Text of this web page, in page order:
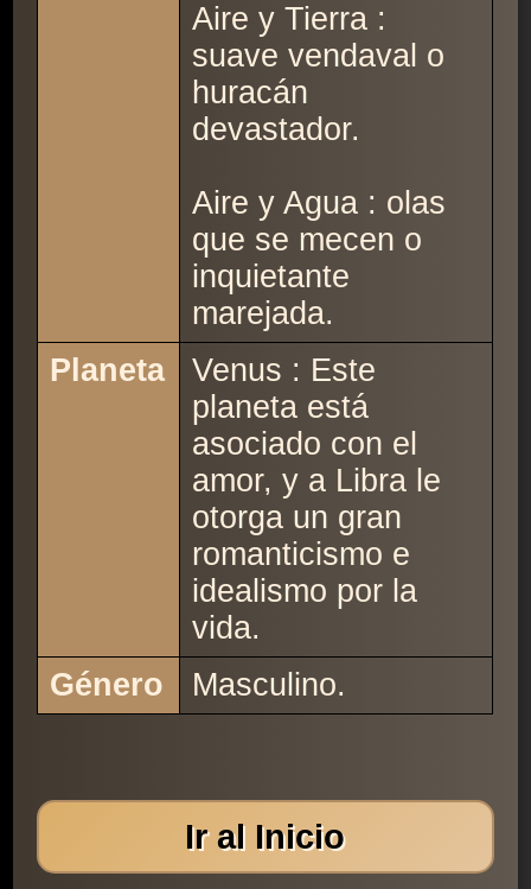
Aire y Tierra :
suave vendaval o
huracán
devastador.
Aire y Agua : olas
que se mecen o
inquietante
marejada.
Planeta
Venus : Este
planeta está
asociado con el
amor, y a Libra le
otorga un gran
romanticismo e
idealismo por la
vida.
Género
Masculino.
Ir al Inicio